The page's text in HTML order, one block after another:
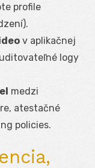
profile
v aplikačnej
logy
medzi
atestačné
policies.